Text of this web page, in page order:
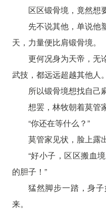
区区锻骨境，竟然想
先不说其他，单说他
天，力量便比肩锻骨境。
更何况身为天帝，无
武技，都远远超越其他人。
所以锻骨境想找自己
想罢，林牧朝着莫管
“你还在等什么？”
莫管家见状，脸上露
“好小子，区区搬血
的胆子！”
猛然脚步一踏，身
来。